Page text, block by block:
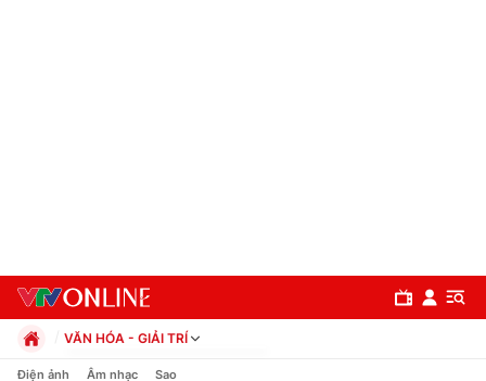
VĂN HÓA - GIẢI TRÍ
Chính trị
Điện ảnh Âm nhạc Sao